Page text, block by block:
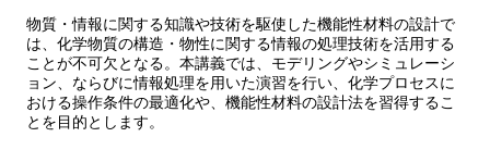
物質・情報に関する知識や技術を駆使した機能性材料の設計で
は、化学物質の構造・物性に関する情報の処理技術を活用する
ことが不可欠となる。本講義では、モデリングやシミュレーシ
ョン、ならびに情報処理を用いた演習を行い、化学プロセスに
おける操作条件の最適化や、機能性材料の設計法を習得するこ
とを目的とします。